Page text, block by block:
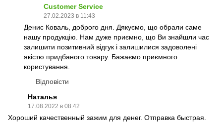
Customer Service
27.02.2023 в 11:43
Денис Коваль, доброго дня. Дякуємо, що обрали саме
нашу продукцію. Нам дуже приємно, що Ви знайшли час
залишити позитивний відгук і залишилися задоволені
якістю придбаного товару. Бажаємо приємного
користування.
Відповісти
Наталья
17.08.2022 в 08:42
Хороший качественный зажим для денег. Отправка быстрая.